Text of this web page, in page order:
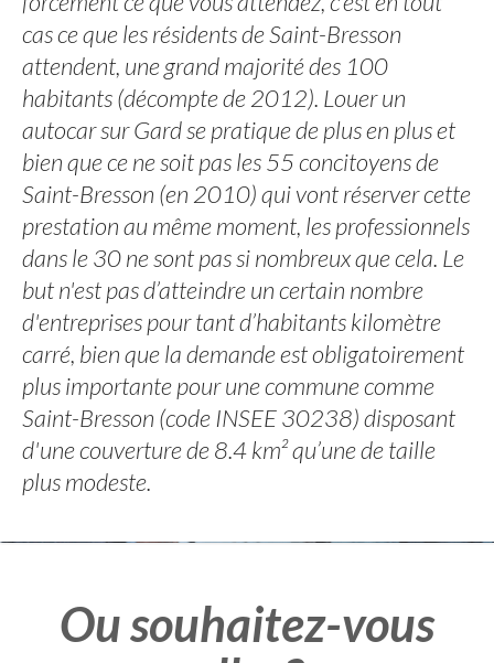
cas ce que les résidents de Saint-Bresson
attendent, une grand majorité des 100
habitants (décompte de 2012). Louer un
autocar sur Gard se pratique de plus en plus et
bien que ce ne soit pas les 55 concitoyens de
Saint-Bresson (en 2010) qui vont réserver cette
prestation au même moment, les professionnels
dans le 30 ne sont pas si nombreux que cela. Le
but n'est pas d’atteindre un certain nombre
d'entreprises pour tant d’habitants kilomètre
carré, bien que la demande est obligatoirement
plus importante pour une commune comme
Saint-Bresson (code INSEE 30238) disposant
d'une couverture de 8.4 km² qu’une de taille
plus modeste.
Ou souhaitez-vous